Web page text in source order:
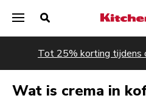
Tot 25% korting tijdens
Wat is crema in